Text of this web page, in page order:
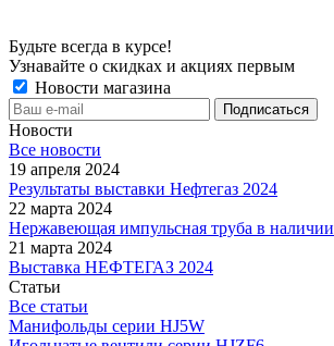
Будьте всегда в курсе!
Узнавайте о скидках и акциях первым
Новости магазина
Новости
Все новости
19 апреля 2024
Результаты выставки Нефтегаз 2024
22 марта 2024
Нержавеющая импульсная труба в наличии
21 марта 2024
Выставка НЕФТЕГАЗ 2024
Статьи
Все статьи
Манифольды серии HJ5W